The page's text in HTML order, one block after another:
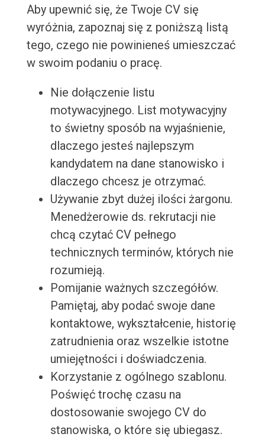
Aby upewnić się, że Twoje CV się
wyróżnia, zapoznaj się z poniższą listą
tego, czego nie powinieneś umieszczać
w swoim podaniu o pracę.
Nie dołączenie listu
motywacyjnego. List motywacyjny
to świetny sposób na wyjaśnienie,
dlaczego jesteś najlepszym
kandydatem na dane stanowisko i
dlaczego chcesz je otrzymać.
Używanie zbyt dużej ilości żargonu.
Menedżerowie ds. rekrutacji nie
chcą czytać CV pełnego
technicznych terminów, których nie
rozumieją.
Pomijanie ważnych szczegółów.
Pamiętaj, aby podać swoje dane
kontaktowe, wykształcenie, historię
zatrudnienia oraz wszelkie istotne
umiejętności i doświadczenia.
Korzystanie z ogólnego szablonu.
Poświęć trochę czasu na
dostosowanie swojego CV do
stanowiska, o które się ubiegasz.